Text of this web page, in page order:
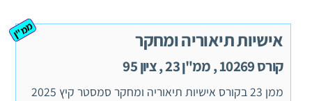
אישיות תיאוריה ומחקר
קורס 10269 , ממ"ן 23 , ציון 95
ממ"ן
ממן 23 בקורס אישיות תיאוריה ומחקר סמסטר קיץ 2025